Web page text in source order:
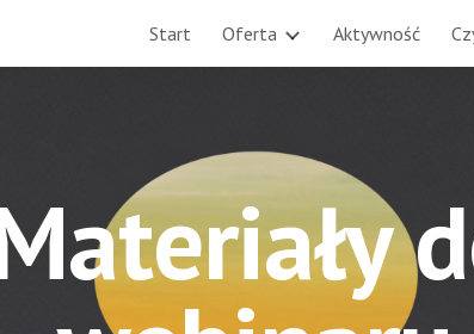
Skip to
Start Oferta Aktywność